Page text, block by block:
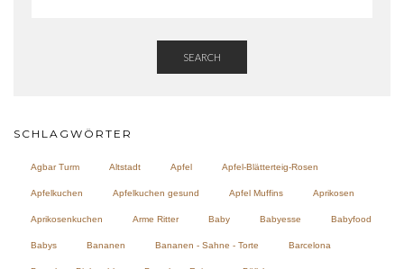
SEARCH
SCHLAGWÖRTER
Agbar Turm Altstadt Apfel Apfel-Blätterteig-Rosen
Apfelkuchen Apfelkuchen gesund Apfel Muffins Aprikosen
Aprikosenkuchen Arme Ritter Baby Babyesse Babyfood
Babys Bananen Bananen - Sahne - Torte Barcelona